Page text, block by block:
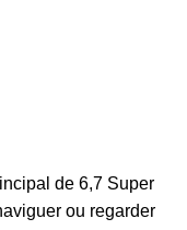
de 6,7 Super
ou regarder